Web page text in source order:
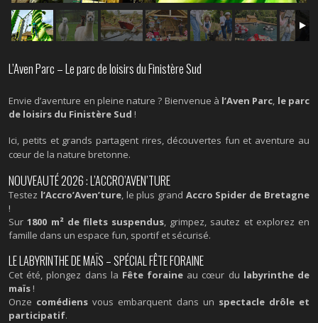
L’Aven Parc – Le parc de loisirs du Finistère Sud
Envie d’aventure en pleine nature ? Bienvenue à l’Aven Parc, le parc
de loisirs du Finistère Sud !
Ici, petits et grands partagent rires, découvertes fun et aventure au
cœur de la nature bretonne.
NOUVEAUTÉ 2026 : L’ACCRO’AVEN’TURE
Testez l’Accro’Aven’ture, le plus grand Accro Spider de Bretagne
!
Sur1800 m² de filets suspendus, grimpez, sautez et explorez en
famille dans un espace fun, sportif et sécurisé.
LE LABYRINTHE DE MAÏS – SPÉCIAL FÊTE FORAINE
Cet été, plongez dans la Fête foraine au cœur du labyrinthe de
maïs !
Onze comédiens vous embarquent dans un spectacle drôle et
participatif.